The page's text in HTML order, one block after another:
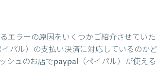
エラーの原因をいくつかご紹介させていた
パル）の支払い決済に対応しているのかど
シュのお店でpaypal（ペイパル）が使える